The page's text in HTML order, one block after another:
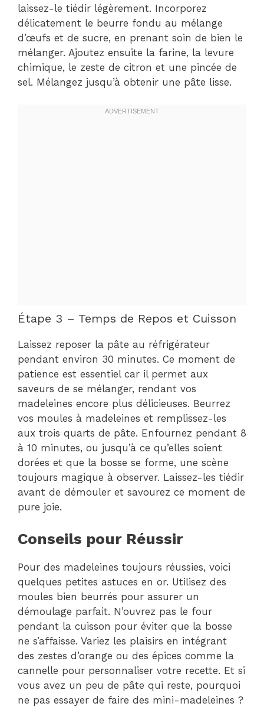
laissez-le tiédir légèrement. Incorporez
délicatement le beurre fondu au mélange
d’œufs et de sucre, en prenant soin de bien le
mélanger. Ajoutez ensuite la farine, la levure
chimique, le zeste de citron et une pincée de
sel. Mélangez jusqu’à obtenir une pâte lisse.
Étape 3 – Temps de Repos et Cuisson
Laissez reposer la pâte au réfrigérateur
pendant environ 30 minutes. Ce moment de
patience est essentiel car il permet aux
saveurs de se mélanger, rendant vos
madeleines encore plus délicieuses. Beurrez
vos moules à madeleines et remplissez-les
aux trois quarts de pâte. Enfournez pendant 8
à 10 minutes, ou jusqu’à ce qu’elles soient
dorées et que la bosse se forme, une scène
toujours magique à observer. Laissez-les tiédir
avant de démouler et savourez ce moment de
pure joie.
Conseils pour Réussir
Pour des madeleines toujours réussies, voici
quelques petites astuces en or. Utilisez des
moules bien beurrés pour assurer un
démoulage parfait. N’ouvrez pas le four
pendant la cuisson pour éviter que la bosse
ne s’affaisse. Variez les plaisirs en intégrant
des zestes d’orange ou des épices comme la
cannelle pour personnaliser votre recette. Et si
vous avez un peu de pâte qui reste, pourquoi
ne pas essayer de faire des mini-madeleines ?